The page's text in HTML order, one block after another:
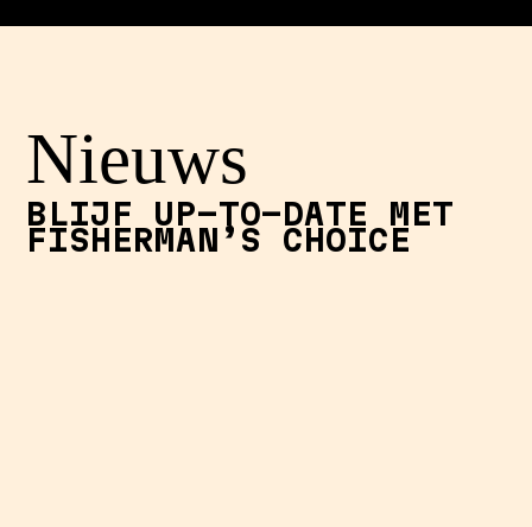
Nieuws
BLIJF UP-TO-DATE MET
FISHERMAN’S CHOICE